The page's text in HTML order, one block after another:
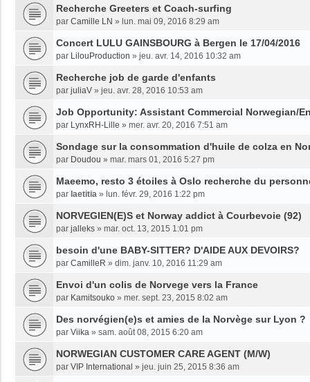
Recherche Greeters et Coach-surfing
par Camille LN » lun. mai 09, 2016 8:29 am
Concert LULU GAINSBOURG à Bergen le 17/04/2016
par LilouProduction » jeu. avr. 14, 2016 10:32 am
Recherche job de garde d'enfants
par juliaV » jeu. avr. 28, 2016 10:53 am
Job Opportunity: Assistant Commercial Norwegian/
par LynxRH-Lille » mer. avr. 20, 2016 7:51 am
Sondage sur la consommation d'huile de colza en
par Doudou » mar. mars 01, 2016 5:27 pm
Maeemo, resto 3 étoiles à Oslo recherche du
par laetitia » lun. févr. 29, 2016 1:22 pm
NORVEGIEN(E)S et Norway addict à Courbevoie (92)
par jalleks » mar. oct. 13, 2015 1:01 pm
besoin d'une BABY-SITTER? D'AIDE AUX DEVOIRS?
par CamilleR » dim. janv. 10, 2016 11:29 am
Envoi d'un colis de Norvege vers la France
par Kamitsouko » mer. sept. 23, 2015 8:02 am
Des norvégien(e)s et amies de la Norvège sur Lyon ?
par Viika » sam. août 08, 2015 6:20 am
NORWEGIAN CUSTOMER CARE AGENT (M/W)
par VIP International » jeu. juin 25, 2015 8:36 am